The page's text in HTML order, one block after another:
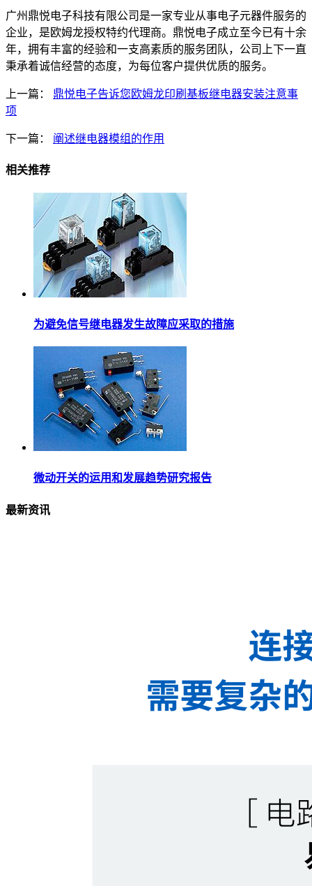
广州鼎悦电子科技有限公司是一家专业从事电子元器件服务的
企业，是欧姆龙授权特约代理商。鼎悦电子成立至今已有十余
年，拥有丰富的经验和一支高素质的服务团队，公司上下一直
秉承着诚信经营的态度，为每位客户提供优质的服务。
上一篇：
鼎悦电子告诉您欧姆龙印刷基板继电器安装注意事
项
下一篇： 阐述继电器模组的作用
相关推荐
为避免信号继电器发生故障应采取的措施
微动开关的运用和发展趋势研究报告
最新资讯